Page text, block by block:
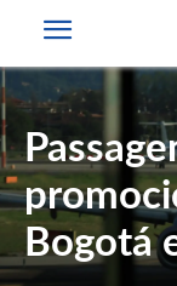
Bogotá